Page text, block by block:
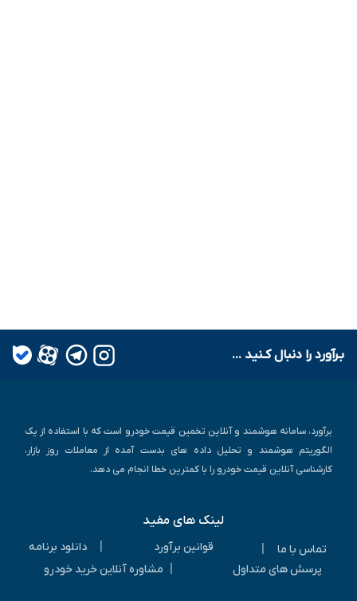
بـرآورد را دنبال کـنید ...
برآورد، سامانه هوشمند و آنلاین تخمین قیمت خودرو است که با استفاده از یک
الگوریتم هوشمند و تحلیل داده های بدست آمده از معاملات روز بازار،
کارشناسی آنلاین قیمت خودرو را با کمترین خطا انجام می دهد.
لینک های مفید
تماس با ما قوانین برآورد
دانلود برنامه
پرسش های متداول
مشاوره آنلاین خرید خودرو